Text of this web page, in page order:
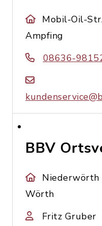
Mobil-Oil-
Ampfing
08636-
BBV
Niederwörth
Wörth
Fritz Gruber